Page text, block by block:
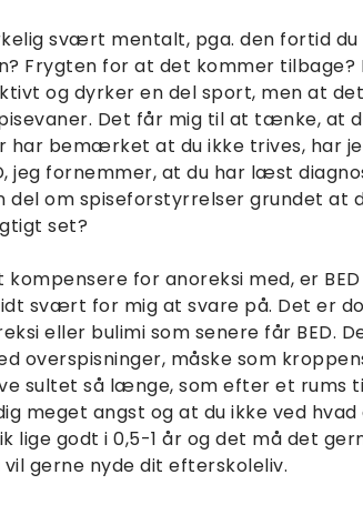
svært mentalt, pga. den fortid du
Frygten for at det kommer
og dyrker en del sport, men at
Det får mig til at tænke, at
har bemærket at du ikke trives, har
jeg fornemmer, at du har læst
del om spiseforstyrrelser grundet at
set?
for anoreksi med, er
svært for mig at svare på. Det er
eller bulimi som senere får BED.
overspisninger, måske som
sultet så længe, som efter et rums
meget angst og at du ikke ved hvad
lige godt i 0,5-1 år og det må det
gerne nyde dit efterskoleliv.